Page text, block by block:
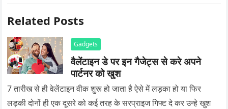
Related Posts
Gadgets
वैलेंटाइन डे पर इन गैजेट्स से करे अपने
पार्टनर को खुश
7 तारीख से ही वेलेंटाइन वीक शुरू हो जाता है ऐसे में लड़का हो या फिर
लड़की दोनों ही एक दूसरे को कई तरह के सरप्राइज गिफ्ट दे कर उन्हे खुश